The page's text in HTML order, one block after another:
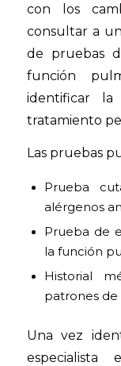
con los
consultar a
de pruebas
función
identificar
tratamiento
Las pruebas
Prueba
alérgenos
Prueba de
la función
Historial
patrones de
Una vez